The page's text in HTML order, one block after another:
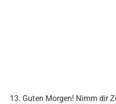
13. Guten Morgen! Nimm dir